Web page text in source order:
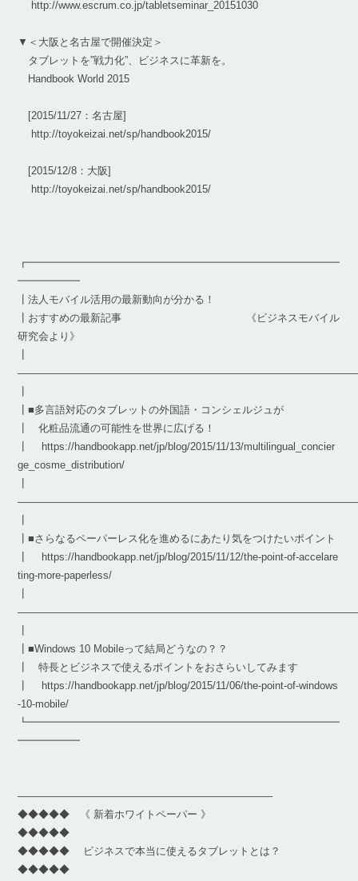
http://www.escrum.co.jp/tabletseminar_20151030
▼＜大阪と名古屋で開催決定＞
タブレットを”戦力化”、ビジネスに革新を。
Handbook World 2015
[2015/11/27：名古屋]
http://toyokeizai.net/sp/handbook2015/
[2015/12/8：大阪]
http://toyokeizai.net/sp/handbook2015/
┏━━━━━━━━━━━━━━━━━━━━━━━━━━━━━━
━━━━━━
┃法人モバイル活用の最新動向が分かる！
┃おすすめの最新記事 《ビジネスモバイル
研究会より》
┃■多言語対応のタブレットの外国語・コンシェルジュが
┃ 化粧品流通の可能性を世界に広げる！
┃ https://handbookapp.net/jp/blog/2015/11/13/multilingual_concier
ge_cosme_distribution/
┃■さらなるペーパーレス化を進めるにあたり気をつけたいポイント
┃ https://handbookapp.net/jp/blog/2015/11/12/the-point-of-accelare
ting-more-paperless/
┃■Windows 10 Mobileって結局どうなの？？
┃ 特長とビジネスで使えるポイントをおさらいしてみます
┃ https://handbookapp.net/jp/blog/2015/11/06/the-point-of-windows
-10-mobile/
┗━━━━━━━━━━━━━━━━━━━━━━━━━━━━━━
━━━━━━
————————————————————————–
◆◆◆◆◆ 《 新着ホワイトペーパー 》
◆◆◆◆◆
◆◆◆◆◆ ビジネスで本当に使えるタブレットとは？
◆◆◆◆◆